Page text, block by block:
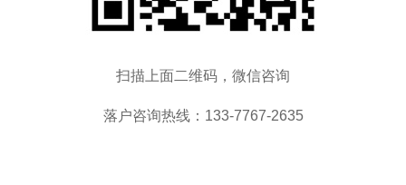
扫描上面二维码，微信咨询
落户咨询热线：133-7767-2635